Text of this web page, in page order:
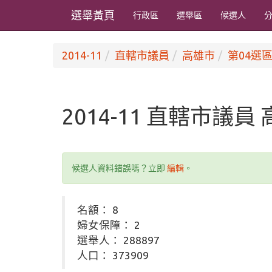
選舉黃頁 行政區 選舉區 候選人
2014-11 直轄市議員 高雄市 第04選
2014-11 直轄市議員
候選人資料錯誤嗎？立即 編輯 。
名額： 8
婦女保障： 2
選舉人： 288897
人口： 373909